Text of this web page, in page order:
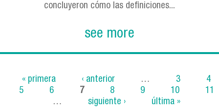
concluyeron cómo las definiciones...
see more
Pages
« primera ‹ anterior … 3
4
5
6 7 8 9 10
11
…
siguiente › última »